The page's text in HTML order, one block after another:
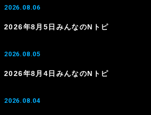
2026.08.06
2026年8月5日みんなのNトピ
2026.08.05
2026年8月4日みんなのNトピ
2026.08.04